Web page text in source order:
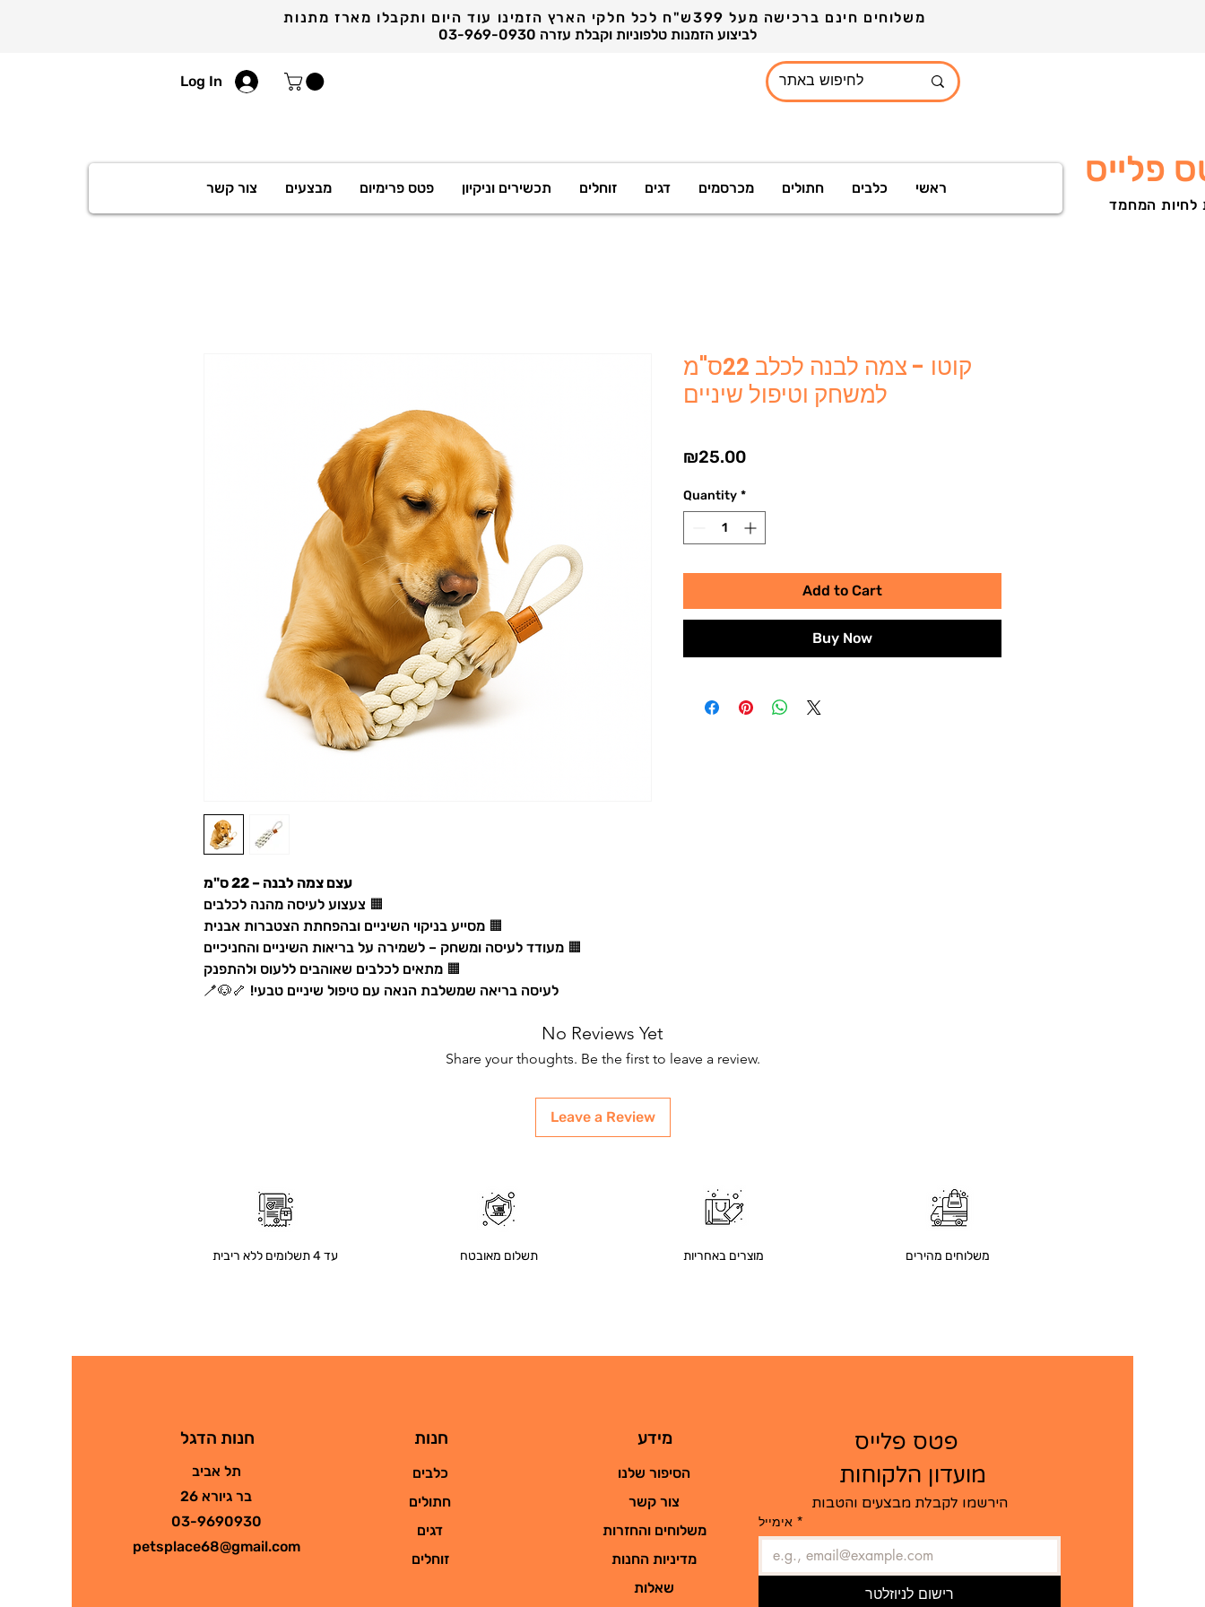
Log In
ראשי כלבים חתולים מכרסמים דגים זוחלים תכשירים וניקיון פטס פרימיום מבצעים צור קשר פלייס
לחיות המחמד
עצם צמה לבנה – 22 ס"מ
🟧 צעצוע לעיסה מהנה לכלבים
🟧 מסייע בניקוי השיניים ובהפחתת הצטברות אבנית
🟧 מעודד לעיסה ומשחק – לשמירה על בריאות השיניים והחניכיים
🟧 מתאים לכלבים שאוהבים ללעוס ולהתפנק
לעיסה בריאה שמשלבת הנאה עם טיפול שיניים טבעי! 🦴🐶🪥
קוטו - צמה לבנה לכלב 22ס"מ
למשחק וטיפול שיניים
₪25.00Price
Quantity *
Add to Cart
Buy Now
No Reviews Yet
Share your thoughts. Be the first to leave a review.
Leave a Review
עד 4 תשלומים ללא ריבית תשלום מאובטח מוצרים באחריות משלוחים מהירים
חנות הדגל
תל אביב
בר גיורא 26
03-9690930
petsplace68@gmail.com
חנות
כלבים
חתולים
דגים
זוחלים
מידע
הסיפור שלנו
צור קשר
משלוחים והחזרות
מדיניות החנות
שאלות
מועדון הלקוחות ​
הירשמו לקבלת מבצעים והטבות
אימייל *
רישום לניוזלטר